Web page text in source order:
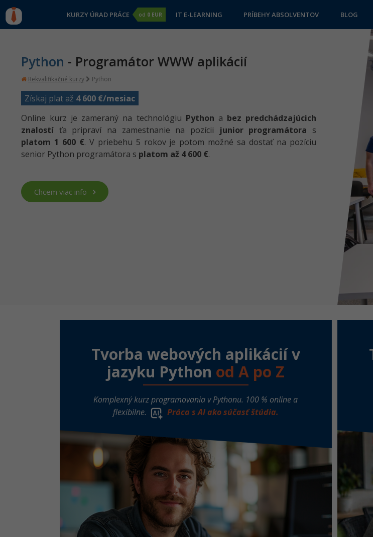
KURZY ÚRAD PRÁCE od 0 EUR IT E-LEARNING PRÍBEHY ABSOLVENTOV BLOG
Python - Programátor WWW aplikácií
Rekvalifikačné kurzy Python
Získaj plat až 4 600 €/mesiac
Online kurz je zameraný na technológiu Python a bez predchádzajúcich
znalostí ťa pripraví na zamestnanie na pozícii junior programátora s
platom 1 600 €. V priebehu 5 rokov je potom možné sa dostať na pozíciu
senior Python programátora s platom až 4 600 €.
Chcem viac info
Tvorba webových aplikácií v
jazyku Python od A po Z
Komplexný kurz programovania v Pythonu. 100 % online a
flexibilne.
Práca s AI ako súčasť štúdia.